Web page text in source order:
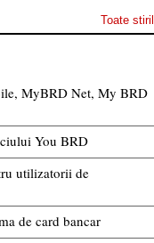
Toate
MyBRD Net, My BRD
You BRD
utilizatorii de
de card bancar